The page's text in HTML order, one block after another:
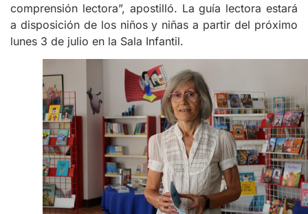
comprensión lectora”, apostilló. La guía lectora estará
a disposición de los niños y niñas a partir del próximo
lunes 3 de julio en la Sala Infantil.